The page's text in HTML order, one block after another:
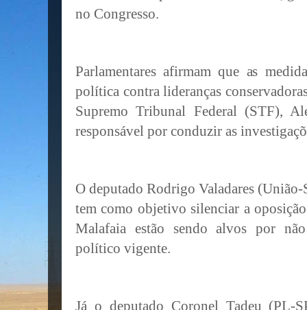
no Congresso.
Parlamentares afirmam que as
política contra lideranças
Supremo Tribunal Federal (STF),
responsável por conduzir as
O deputado Rodrigo Valadares
tem como objetivo silenciar a
Malafaia estão sendo alvos por
político vigente.
Já o deputado Coronel Tadeu (PL-